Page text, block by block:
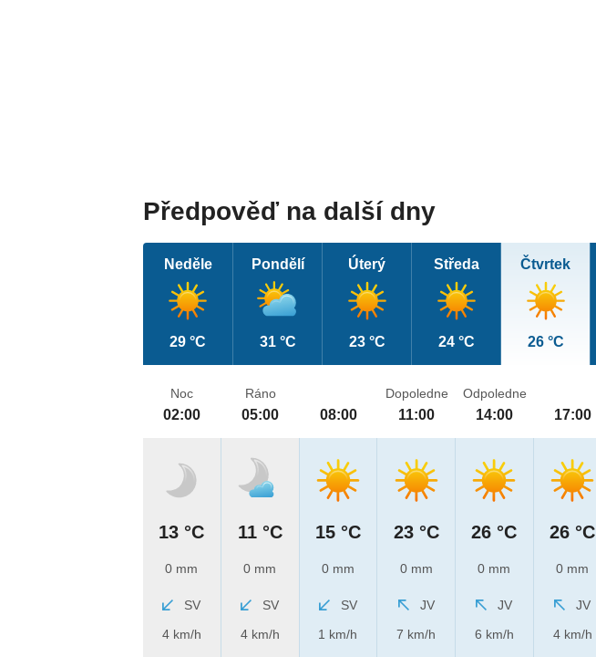
Předpověď na další dny
Neděle
29 °C
Pondělí
31 °C
Úterý
23 °C
Středa
24 °C
Čtvrtek
26 °C
Noc
02:00
13 °C
0 mm
SV
4 km/h
Ráno
05:00
11 °C
0 mm
SV
4 km/h
08:00
15 °C
0 mm
SV
1 km/h
Dopoledne
11:00
23 °C
0 mm
JV
7 km/h
Odpoledne
14:00
26 °C
0 mm
JV
6 km/h
17:00
26 °C
0 mm
JV
4 km/h